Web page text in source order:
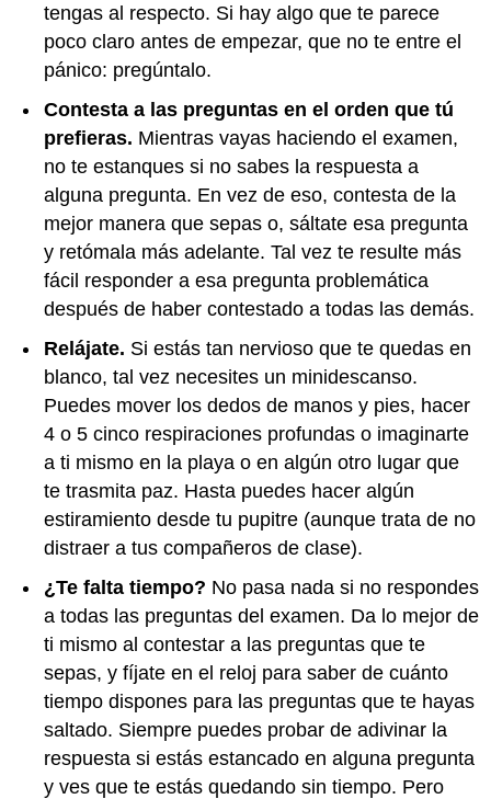
tengas al respecto. Si hay algo que te parece
poco claro antes de empezar, que no te entre el
pánico: pregúntalo.
Contesta a las preguntas en el orden que tú
prefieras. Mientras vayas haciendo el examen,
no te estanques si no sabes la respuesta a
alguna pregunta. En vez de eso, contesta de la
mejor manera que sepas o, sáltate esa pregunta
y retómala más adelante. Tal vez te resulte más
fácil responder a esa pregunta problemática
después de haber contestado a todas las demás.
Relájate. Si estás tan nervioso que te quedas en
blanco, tal vez necesites un minidescanso.
Puedes mover los dedos de manos y pies, hacer
4 o 5 cinco respiraciones profundas o imaginarte
a ti mismo en la playa o en algún otro lugar que
te trasmita paz. Hasta puedes hacer algún
estiramiento desde tu pupitre (aunque trata de no
distraer a tus compañeros de clase).
¿Te falta tiempo? No pasa nada si no respondes
a todas las preguntas del examen. Da lo mejor de
ti mismo al contestar a las preguntas que te
sepas, y fíjate en el reloj para saber de cuánto
tiempo dispones para las preguntas que te hayas
saltado. Siempre puedes probar de adivinar la
respuesta si estás estancado en alguna pregunta
y ves que te estás quedando sin tiempo. Pero